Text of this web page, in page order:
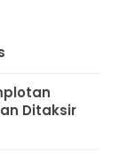
Ditaksir